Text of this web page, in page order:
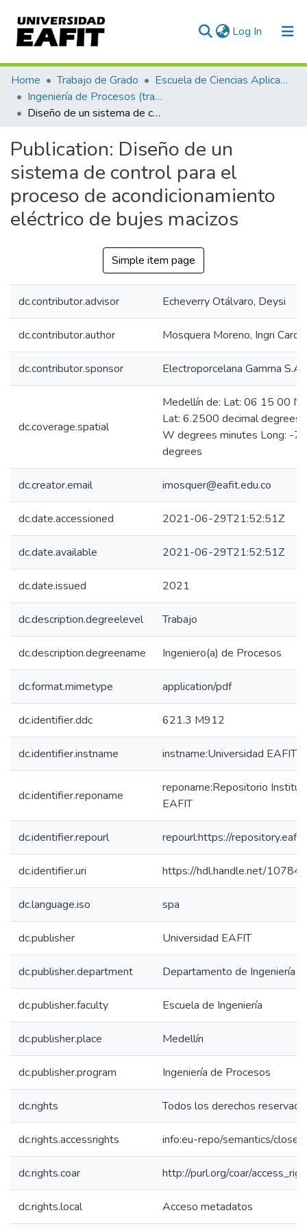
Log In (current)
Communities & Collections
All of DSpace
Home Trabajo de Grado
Escuela de Ciencias Aplicadas e Ingeniería
Ingeniería de Procesos (trabajo de grado)
Diseño de un sistema de control para el proceso de acondicionamiento eléctrico de bujes macizos
Publication: Diseño de un
sistema de control para el
proceso de acondicionamiento
eléctrico de bujes macizos
Simple item page
dc.contributor.advisor Echeverry Otálvaro, Deysi
dc.contributor.author Mosquera Moreno, Ingri
dc.contributor.sponsor Electroporcelana Gamma
dc.coverage.spatial
Medellín de: Lat: 06 15 00 N
Lat: 6.2500 decimal
W degrees minutes Long: -
degrees
dc.creator.email imosquer@eafit.edu.co
dc.date.accessioned 2021-06-29T21:52:51Z
dc.date.available 2021-06-29T21:52:51Z
dc.date.issued 2021
dc.description.degreelevel Trabajo
dc.description.degreename Ingeniero(a) de Procesos
dc.format.mimetype application/pdf
dc.identifier.ddc 621.3 M912
dc.identifier.instname instname:Universidad EAFIT
dc.identifier.reponame
reponame:Repositorio
EAFIT
dc.identifier.repourl repourl:https://
dc.identifier.uri https://hdl.handle.net/
dc.language.iso spa
dc.publisher Universidad EAFIT
dc.publisher.department Departamento de Ingeniería
dc.publisher.faculty Escuela de Ingeniería
dc.publisher.place Medellín
dc.publisher.program Ingeniería de Procesos
dc.rights Todos los derechos
dc.rights.accessrights info:eu-repo/semantics/
dc.rights.coar http://purl.org/coar/
dc.rights.local Acceso metadatos